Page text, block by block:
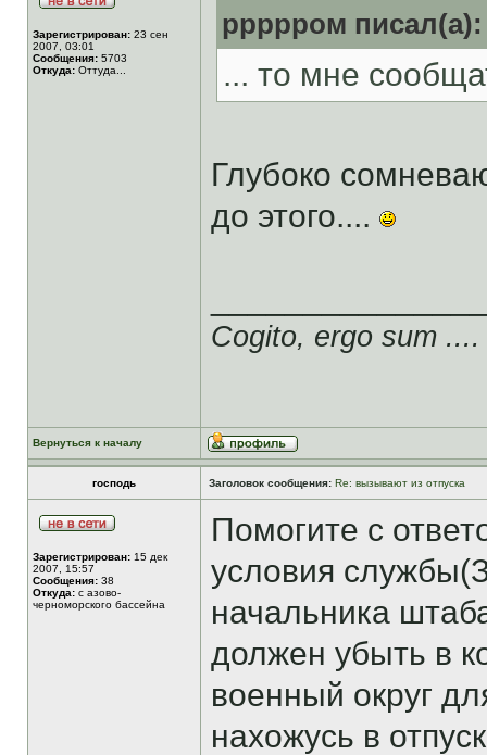
Зарегистрирован: 23 сен
2007, 03:01
Сообщения: 5703
Откуда: Оттуда...
ррррром писал(а):
... то мне
Глубоко
до этого....
Cogito, ergo sum ....
Вернуться к началу
господь Заголовок сообщения: Re: вызывают из отпуска
Зарегистрирован: 15 дек
2007, 15:57
Сообщения: 38
Откуда: с азово-
черноморского бассейна
Помогите с
условия
начальника
должен убыть в
военный округ
нахожусь в